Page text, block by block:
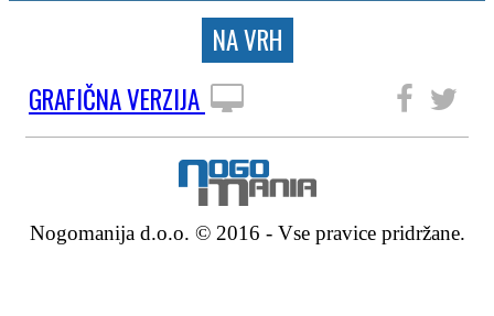
NA VRH
GRAFIČNA VERZIJA
Nogomanija d.o.o. © 2016 - Vse pravice pridržane.